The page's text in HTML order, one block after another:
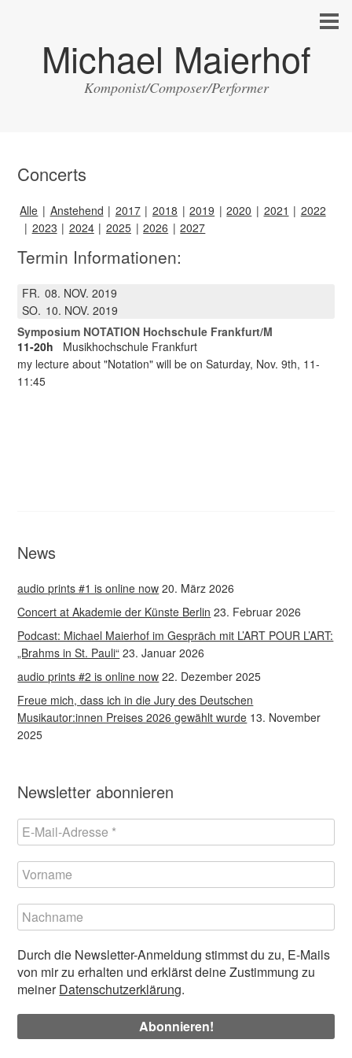
Michael Maierhof
Komponist/Composer/Performer
Concerts
Alle Anstehend 2017 2018 2019 2020 2021
2022
2023
2024 2025 2026 2027
Termin Informationen:
FR. 08 NOV. 2019
SO. 10 NOV. 2019
Symposium NOTATION Hochschule Frankfurt/M
11-20h
Musikhochschule Frankfurt
my lecture about "Notation" will be on Saturday, Nov. 9th, 11-
11:45
News
audio prints #1 is online now 20. März 2026
Concert at Akademie der Künste Berlin 23. Februar 2026
Podcast: Michael Maierhof im Gespräch mit L’ART POUR L’ART:
„Brahms in St. Pauli“ 23. Januar 2026
audio prints #2 is online now 22. Dezember 2025
Freue mich, dass ich in die Jury des Deutschen
Musikautor:innen Preises 2026 gewählt wurde 13. November
2025
Newsletter abonnieren
Durch die Newsletter-Anmeldung stimmst du zu, E-Mails
von mir zu erhalten und erklärst deine Zustimmung zu
meinerDatenschutzerklärung.